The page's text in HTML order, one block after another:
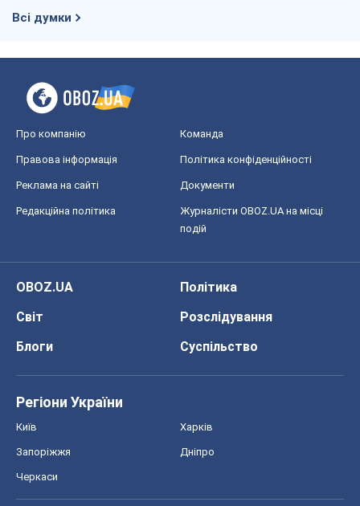
Всі думки
Про компанію Команда
Правова інформація Політика конфіденційності
Реклама на сайті Документи
Редакційна політика
Журналісти OBOZ.UA на місці
подій
OBOZ.UA
Політика
Світ
Розслідування
Блоги
Суспільство
Регіони України
Київ Харків
Запоріжжя Дніпро
Черкаси